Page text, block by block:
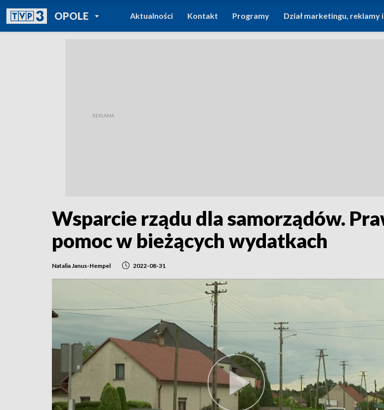
OPOLEPOWRÓT DO
TVP REGIONY
Aktualności Kontakt Programy Dział marketingu, reklamy
Wsparcie rządu dla samorządów.
pomoc w bieżących wydatkach
Natalia Janus-Hempel 2022-08-31